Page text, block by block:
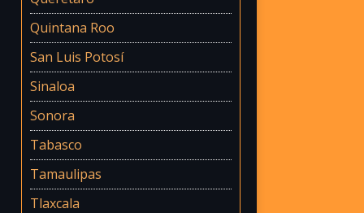
Quintana Roo
San Luis Potosí
Sinaloa
Sonora
Tabasco
Tamaulipas
Tlaxcala